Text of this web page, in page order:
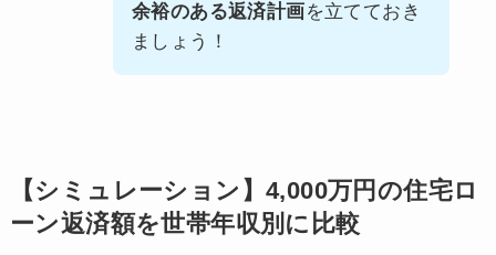
余裕のある返済計画 を立てておき
ましょう！
【シミュレーション】4,000万円の住宅ロ
ーン返済額を世帯年収別に比較